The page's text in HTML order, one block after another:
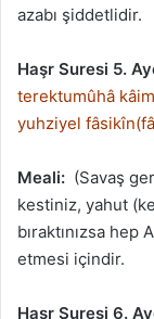
azabı şiddetlidir.
Haşr Suresi 5.
terektumûhâ
yuhziyel
Meali: (Savaş
kestiniz, yahut
bıraktınızsa hep
etmesi içindir.
Haşr Suresi 6.